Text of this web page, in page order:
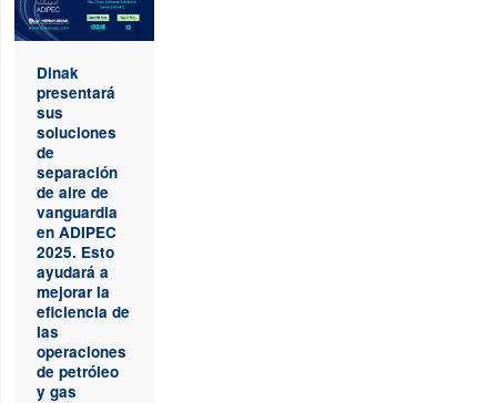
Dinak
presentará
sus
soluciones
de
separación
de aire de
vanguardia
en ADIPEC
2025. Esto
ayudará a
mejorar la
eficiencia de
las
operaciones
de petróleo
y gas